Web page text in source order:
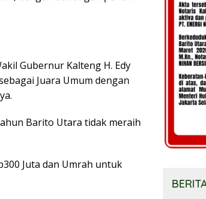
Gubernur Kalteng H. Edy
Juara Umum dengan
Barito Utara tidak meraih
Juta dan Umrah untuk